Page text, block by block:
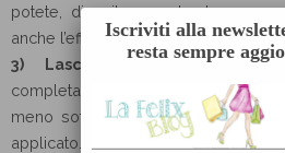
potete, di evitare anche le zone
anche l’effetto ceretta.
3)
Lasciare asciugare per
completamente asciutta si formerà
meno sottile a seconda della
applicato. A quel puntorimuovere
Iscriviti alla
resta sempre